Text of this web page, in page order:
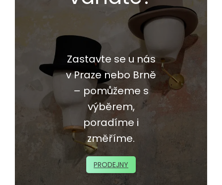
Zastavte se u nás
v Praze nebo Brně
– pomůžeme s
výběrem,
poradíme i
změříme.
PRODEJNY